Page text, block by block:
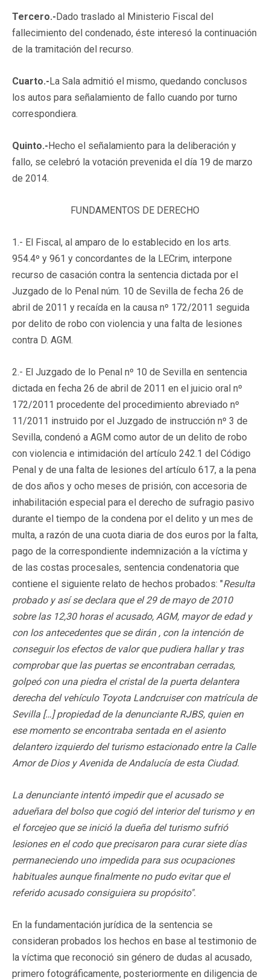
Tercero.-Dado traslado al Ministerio Fiscal del
fallecimiento del condenado, éste interesó la continuación
de la tramitación del recurso.
Cuarto.-La Sala admitió el mismo, quedando conclusos
los autos para señalamiento de fallo cuando por turno
correspondiera.
Quinto.-Hecho el señalamiento para la deliberación y
fallo, se celebró la votación prevenida el día 19 de marzo
de 2014.
FUNDAMENTOS DE DERECHO
1.- El Fiscal, al amparo de lo establecido en los arts.
954.4º y 961 y concordantes de la LECrim, interpone
recurso de casación contra la sentencia dictada por el
Juzgado de lo Penal núm. 10 de Sevilla de fecha 26 de
abril de 2011 y recaída en la causa nº 172/2011 seguida
por delito de robo con violencia y una falta de lesiones
contra D. AGM.
2.- El Juzgado de lo Penal nº 10 de Sevilla en sentencia
dictada en fecha 26 de abril de 2011 en el juicio oral nº
172/2011 procedente del procedimiento abreviado nº
11/2011 instruido por el Juzgado de instrucción nº 3 de
Sevilla, condenó a AGM como autor de un delito de robo
con violencia e intimidación del artículo 242.1 del Código
Penal y de una falta de lesiones del artículo 617, a la pena
de dos años y ocho meses de prisión, con accesoria de
inhabilitación especial para el derecho de sufragio pasivo
durante el tiempo de la condena por el delito y un mes de
multa, a razón de una cuota diaria de dos euros por la falta,
pago de la correspondiente indemnización a la víctima y
de las costas procesales, sentencia condenatoria que
contiene el siguiente relato de hechos probados: "Resulta
probado y así se declara que el 29 de mayo de 2010
sobre las 12,30 horas el acusado, AGM, mayor de edad y
con los antecedentes que se dirán , con la intención de
conseguir los efectos de valor que pudiera hallar y tras
comprobar que las puertas se encontraban cerradas,
golpeó con una piedra el cristal de la puerta delantera
derecha del vehículo Toyota Landcruiser con matrícula de
Sevilla […] propiedad de la denunciante RJBS, quien en
ese momento se encontraba sentada en el asiento
delantero izquierdo del turismo estacionado entre la Calle
Amor de Dios y Avenida de Andalucía de esta Ciudad.
La denunciante intentó impedir que el acusado se
adueñara del bolso que cogió del interior del turismo y en
el forcejeo que se inició la dueña del turismo sufrió
lesiones en el codo que precisaron para curar siete días
permaneciendo uno impedida para sus ocupaciones
habituales aunque finalmente no pudo evitar que el
referido acusado consiguiera su propósito".
En la fundamentación jurídica de la sentencia se
consideran probados los hechos en base al testimonio de
la víctima que reconoció sin género de dudas al acusado,
primero fotográficamente, posteriormente en diligencia de